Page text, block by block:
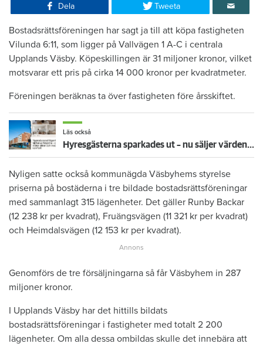
Dela Tweeta
Bostadsrättsföreningen har sagt ja till att köpa fastigheten
Vilunda 6:11, som ligger på Vallvägen 1 A-C i centrala
Upplands Väsby. Köpeskillingen är 31 miljoner kronor, vilket
motsvarar ett pris på cirka 14 000 kronor per kvadratmeter.
Föreningen beräknas ta över fastigheten före årsskiftet.
Läs också
Hyresgästerna sparkades ut – nu säljer värden deras lägenheter
Nyligen satte också kommunägda Väsbyhems styrelse
priserna på bostäderna i tre bildade bostadsrättsföreningar
med sammanlagt 315 lägenheter. Det gäller Runby Backar
(12 238 kr per kvadrat), Fruängsvägen (11 321 kr per kvadrat)
och Heimdalsvägen (12 153 kr per kvadrat).
Genomförs de tre försäljningarna så får Väsbyhem in 287
miljoner kronor.
I Upplands Väsby har det hittills bildats
bostadsrättsföreningar i fastigheter med totalt 2 200
lägenheter. Om alla dessa ombildas skulle det innebära att